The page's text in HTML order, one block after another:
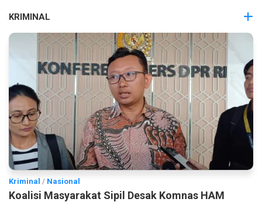
KRIMINAL
Kriminal / Nasional
Koalisi Masyarakat Sipil Desak Komnas HAM